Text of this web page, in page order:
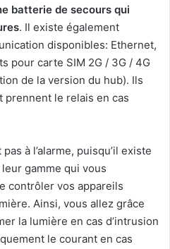
batterie de secours qui
. Il existe également
disponibles: Ethernet,
pour carte SIM 2G / 3G / 4G
de la version du hub). Ils
le relais en cas
à l’alarme, puisqu’il existe
gamme qui vous
contrôler vos appareils
Ainsi, vous allez grâce
la lumière en cas d’intrusion
le courant en cas